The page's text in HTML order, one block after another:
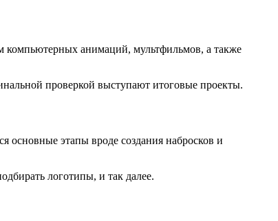
компьютерных анимаций, мультфильмов, а также
проверкой выступают итоговые проекты.
этапы вроде создания набросков и
логотипы, и так далее.